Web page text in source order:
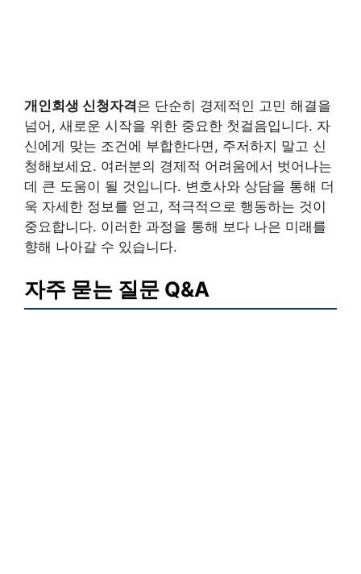
개인회생 신청자격은 단순히 경제적인 고민 해결을
넘어, 새로운 시작을 위한 중요한 첫걸음입니다. 자
신에게 맞는 조건에 부합한다면, 주저하지 말고 신
청해보세요. 여러분의 경제적 어려움에서 벗어나는
데 큰 도움이 될 것입니다. 변호사와 상담을 통해 더
욱 자세한 정보를 얻고, 적극적으로 행동하는 것이
중요합니다. 이러한 과정을 통해 보다 나은 미래를
향해 나아갈 수 있습니다.
자주 묻는 질문 Q&A